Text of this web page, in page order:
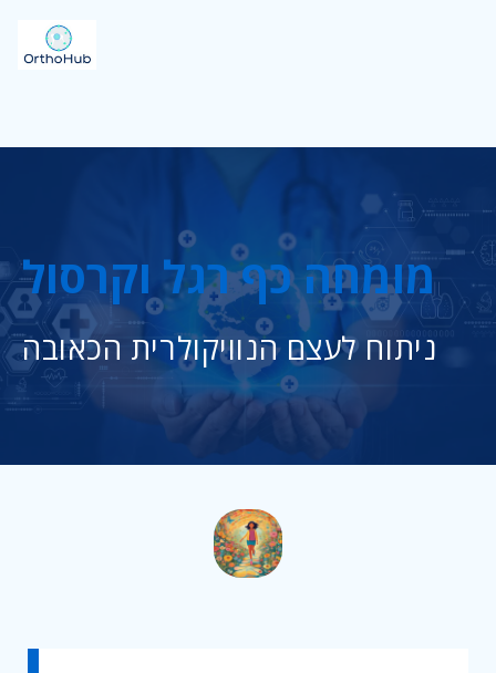
מומחה כף רגל וקרסול
ניתוח לעצם הנוויקולרית הכאובה